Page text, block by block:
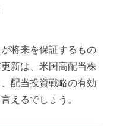
将来を保証するもの
新は、米国高配当株
配当投資戦略の有効
えるでしょう。